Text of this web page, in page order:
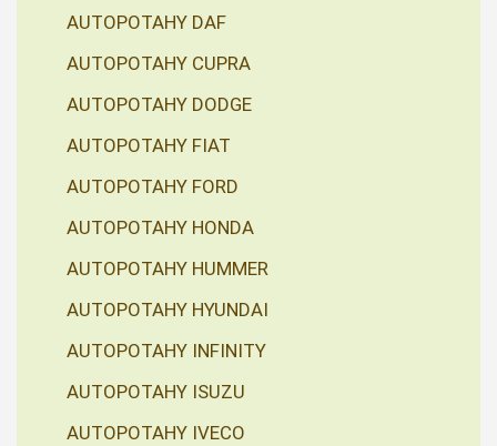
AUTOPOTAHY DAF
AUTOPOTAHY CUPRA
AUTOPOTAHY DODGE
AUTOPOTAHY FIAT
AUTOPOTAHY FORD
AUTOPOTAHY HONDA
AUTOPOTAHY HUMMER
AUTOPOTAHY HYUNDAI
AUTOPOTAHY INFINITY
AUTOPOTAHY ISUZU
AUTOPOTAHY IVECO